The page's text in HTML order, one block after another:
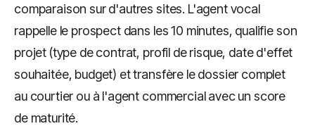
comparaison sur d'autres sites. L'agent vocal
rappelle le prospect dans les 10 minutes, qualifie son
projet (type de contrat, profil de risque, date d'effet
souhaitée, budget) et transfère le dossier complet
au courtier ou à l'agent commercial avec un score
de maturité.